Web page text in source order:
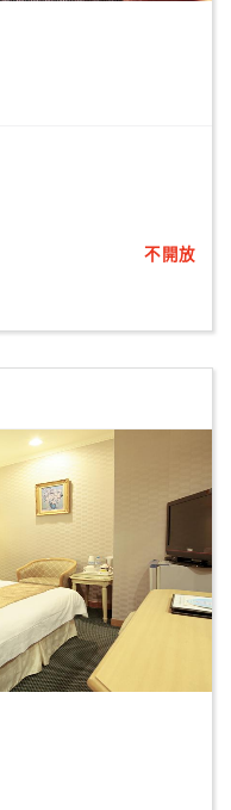
不開放